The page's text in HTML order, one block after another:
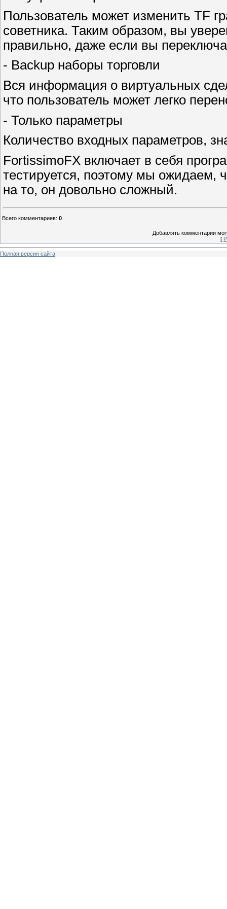
Пользователь может изменить TF
советника. Таким образом, вы
правильно, даже если вы
- Backup наборы торговли
Вся информация о виртуальных
что пользователь может легко
- Только параметры
Количество входных параметров,
FortissimoFX включает в себя
тестируется, поэтому мы ожидаем,
на то, он довольно сложный.
Всего комментариев: 0
Добавлять комментарии
[
Полная версия сайта